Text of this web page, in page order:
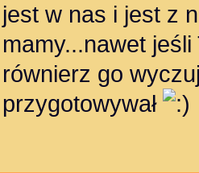
jest w nas i jest z
mamy...nawet
równierz go
przygotowywał